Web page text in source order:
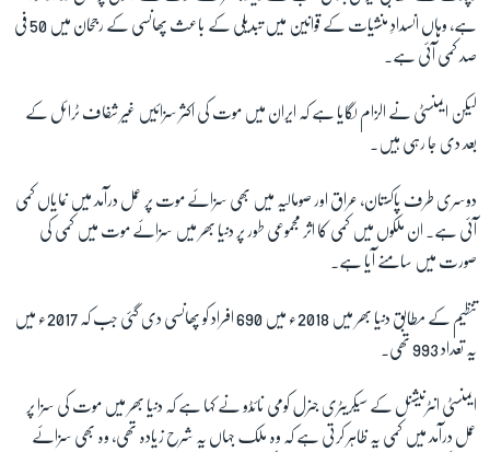
زبان
ہے، وہاں انسدادِ منشیات کے قوانین میں تبدیلی کے باعث پھانسی کے رجحان میں 50 فی
صد کمی آئی ہے۔
لیکن ایمنسٹی نے الزام لگایا ہے کہ ایران میں موت کی اکثر سزائیں غیر شفاف ٹرائل کے
بعد دی جا رہی ہیں۔
دوسری طرف پاکستان، عراق اور صومالیہ میں بھی سزائے موت پر عمل درآمد میں نمایاں کمی
آئی ہے۔ ان ملکوں میں کمی کا اثر مجموعی طور پر دنیا بھر میں سزائے موت میں کمی کی
صورت میں سامنے آیا ہے۔
تنظیم کے مطابق دنیا بھر میں 2018ء میں 690 افراد کو پھانسی دی گئی جب کہ 2017ء میں
یہ تعداد 993 تھی۔
ایمنسٹی انٹرنیشنل کے سیکریٹری جنرل کومی نائڈو نے کہا ہے کہ دنیا بھر میں موت کی سزا پر
عمل درآمد میں کمی یہ ظاہر کرتی ہے کہ وہ ملک جہاں یہ شرح زیادہ تھی، وہ بھی سزائے